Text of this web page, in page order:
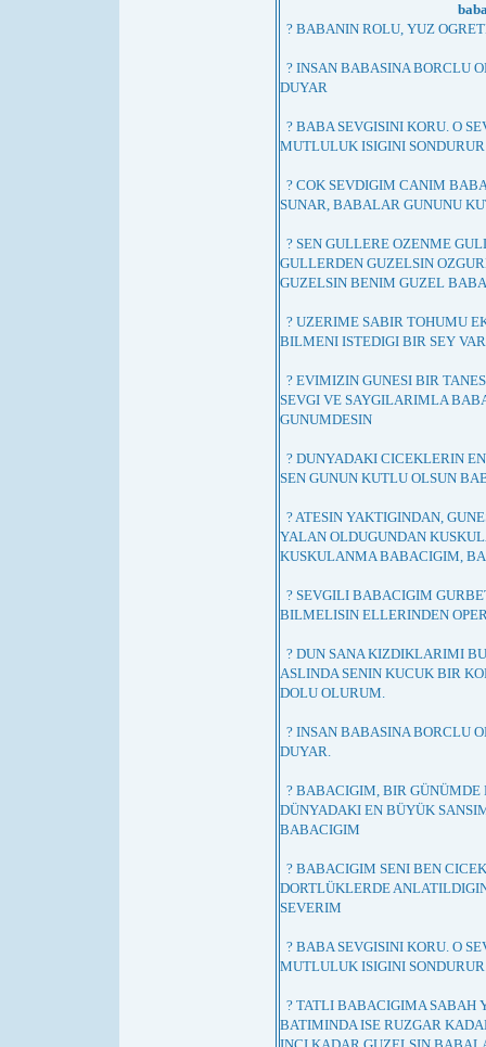
? BABANIN ROLU, YUZ
? INSAN BABASINA BORCLU
DUYAR
? BABA SEVGISINI KORU. O
MUTLULUK ISIGINI SONDURUR
? COK SEVDIGIM CANIM
SUNAR, BABALAR GUNUNU
? SEN GULLERE OZENME
GULLERDEN GUZELSIN
GUZELSIN BENIM GUZEL
? UZERIME SABIR TOHUMU
BILMENI ISTEDIGI BIR SEY
? EVIMIZIN GUNESI BIR
SEVGI VE SAYGILARIMLA
GUNUMDESIN
? DUNYADAKI CICEKLERIN
SEN GUNUN KUTLU OLSUN
? ATESIN YAKTIGINDAN,
YALAN OLDUGUNDAN
KUSKULANMA BABACIGIM,
? SEVGILI BABACIGIM
BILMELISIN ELLERINDEN
? DUN SANA KIZDIKLARIMI
ASLINDA SENIN KUCUK BIR
DOLU OLURUM.
? INSAN BABASINA BORCLU
DUYAR.
? BABACIGIM, BIR
DÜNYADAKI EN BÜYÜK
BABACIGIM
? BABACIGIM SENI BEN
DORTLÜKLERDE
SEVERIM
? BABA SEVGISINI KORU. O
MUTLULUK ISIGINI
? TATLI BABACIGIMA SABAH
BATIMINDA ISE RUZGAR